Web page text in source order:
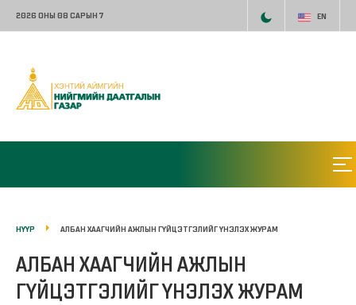
2026 ОНЫ 08 САРЫН 7 EN
НҮҮР АЛБАН ХААГЧИЙН АЖЛЫН ГҮЙЦЭТГЭЛИЙГ ҮНЭЛЭХ ЖУРАМ
АЛБАН ХААГЧИЙН АЖЛЫН
ГҮЙЦЭТГЭЛИЙГ ҮНЭЛЭХ ЖУРАМ